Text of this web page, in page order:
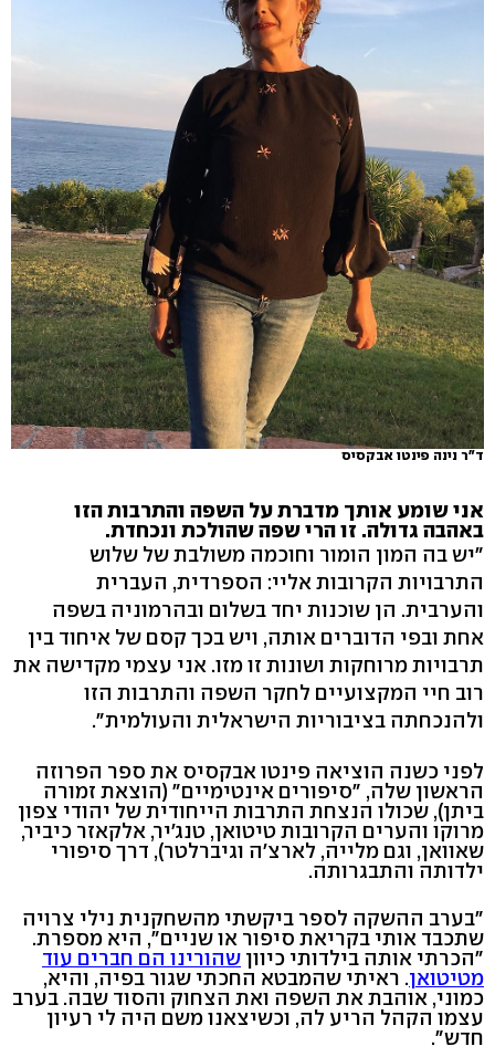
ד"ר נינה פינטו אבקסיס
אני שומע אותך מדברת על השפה והתרבות הזו
באהבה גדולה. זו הרי שפה שהולכת ונכחדת.
"יש בה המון הומור וחוכמה משולבת של שלוש
התרבויות הקרובות אליי: הספרדית, העברית
והערבית. הן שוכנות יחד בשלום ובהרמוניה בשפה
אחת ובפי הדוברים אותה, ויש בכך קסם של איחוד בין
תרבויות מרוחקות ושונות זו מזו. אני עצמי מקדישה את
רוב חיי המקצועיים לחקר השפה והתרבות הזו
ולהנכחתה בציבוריות הישראלית והעולמית".
לפני כשנה הוציאה פינטו אבקסיס את ספר הפרוזה
הראשון שלה, "סיפורים אינטימיים" (הוצאת זמורה
ביתן), שכולו הנצחת התרבות הייחודית של יהודי צפון
מרוקו והערים הקרובות טיטואן, טנג׳יר, אלקאזר כיביר,
שאוואן, וגם מלייה, לארצ׳ה וגיברלטר), דרך סיפורי
ילדותה והתבגרותה.
"בערב ההשקה לספר ביקשתי מהשחקנית נילי צרויה
שתכבד אותי בקריאת סיפור או שניים", היא מספרת.
"הכרתי אותה בילדותי כיוון שהורינו הם חברים עוד
מטיטואן. ראיתי שהמבטא החכתי שגור בפיה, והיא,
כמוני, אוהבת את השפה ואת הצחוק והסוד שבה. בערב
עצמו הקהל הריע לה, וכשיצאנו משם היה לי רעיון
חדש".